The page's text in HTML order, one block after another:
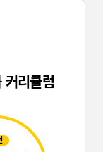
커리큘럼